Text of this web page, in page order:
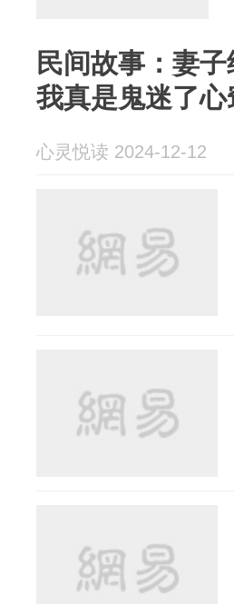
民间故事：妻
我真是鬼迷了心
心灵悦读 2024-12-12